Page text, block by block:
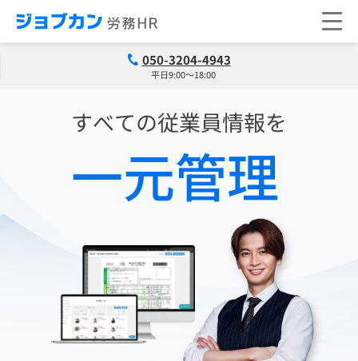
050-3204-4943
平日9:00～18:00
すべての従業員情報を
一元管理